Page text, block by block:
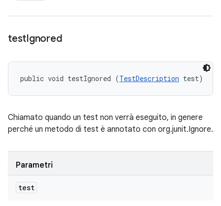
testIgnored
public void testIgnored (TestDescription test)
Chiamato quando un test non verrà eseguito, in genere
perché un metodo di test è annotato con org.junit.Ignore.
Parametri
test